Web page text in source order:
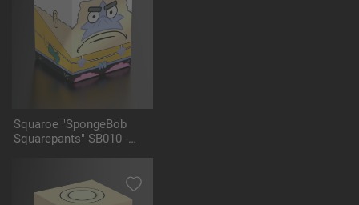
Squaroe "SpongeBob
Squarepants" SB010 -